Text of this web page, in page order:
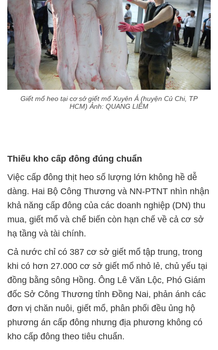
Giết mổ heo tại cơ sở giết mổ Xuyên Á (huyện Củ Chi, TP
HCM) Ảnh: QUANG LIÊM
Thiếu kho cấp đông đúng chuẩn
Việc cấp đông thịt heo số lượng lớn không hề dễ
dàng. Hai Bộ Công Thương và NN-PTNT nhìn nhận
khả năng cấp đông của các doanh nghiệp (DN) thu
mua, giết mổ và chế biến còn hạn chế về cả cơ sở
hạ tầng và tài chính.
Cả nước chỉ có 387 cơ sở giết mổ tập trung, trong
khi có hơn 27.000 cơ sở giết mổ nhỏ lẻ, chủ yếu tại
đồng bằng sông Hồng. Ông Lê Văn Lộc, Phó Giám
đốc Sở Công Thương tỉnh Đồng Nai, phản ánh các
đơn vị chăn nuôi, giết mổ, phân phối đều ủng hộ
phương án cấp đông nhưng địa phương không có
kho cấp đông theo tiêu chuẩn.